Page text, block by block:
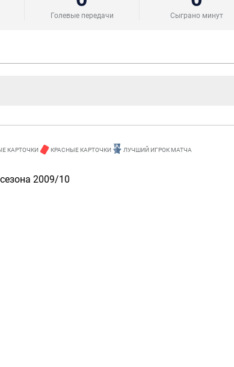
Голевые передачи Сыграно минут
КАРТОЧКИ КРАСНЫЕ КАРТОЧКИ ЛУЧШИЙ ИГРОК МАТЧА
2009/10